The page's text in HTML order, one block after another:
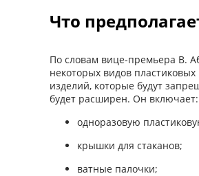
Что
По словам вице-премьера В.
некоторых видов
изделий, которые будут
будет расширен. Он включает:
одноразовую
крышки для стаканов;
ватные палочки;